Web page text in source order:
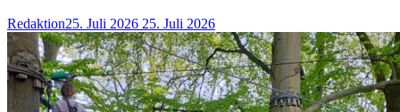
Redaktion25. Juli 2026 25. Juli 2026